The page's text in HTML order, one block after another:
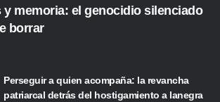
y memoria: el genocidio silenciado
borrar
Perseguir a quien acompaña: la revancha
patriarcal detrás del hostigamiento a lanegra